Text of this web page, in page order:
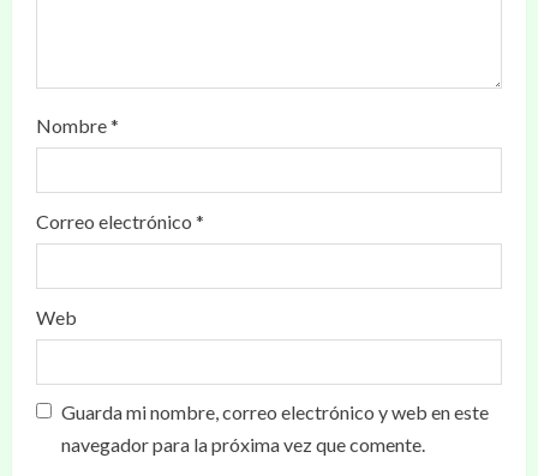
Nombre*
Correo electrónico *
Web
Guarda mi nombre, correo electrónico y web en este
navegador para la próxima vez que comente.